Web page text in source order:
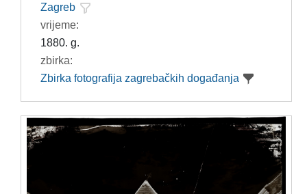
Zagreb
vrijeme:
1880. g.
zbirka:
Zbirka fotografija zagrebačkih događanja